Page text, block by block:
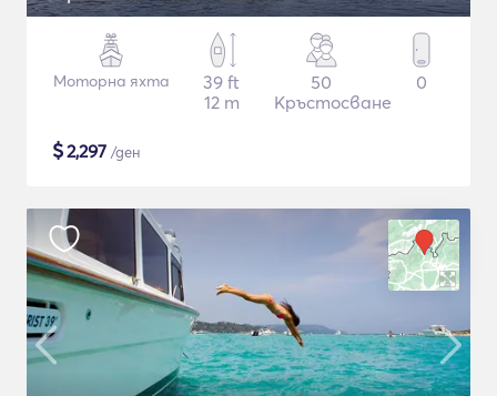
Моторна яхта
39 ft
12 m
50
Кръстосване
0
$2,297 /ден